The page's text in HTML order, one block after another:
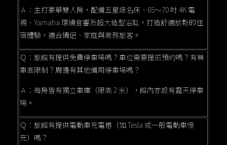
Ａ：主打豪華雙人房，配備五星級名床、65～70 吋 4K 電
視、Yamaha 環繞音響及超大造型浴缸，打造舒適放鬆的住
宿體驗，適合情侶、家庭與商務旅客。
Ｑ：旅館有提供免費停車場嗎？車位需要提前預約嗎？有無
車高限制？周邊有其他備用停車場嗎？
Ａ：每房皆有獨立車庫（限高 2 米），館內亦設有露天停車
場。
Ｑ：旅館有提供電動車充電樁（如 Tesla 或一般電動車慢
充）嗎？